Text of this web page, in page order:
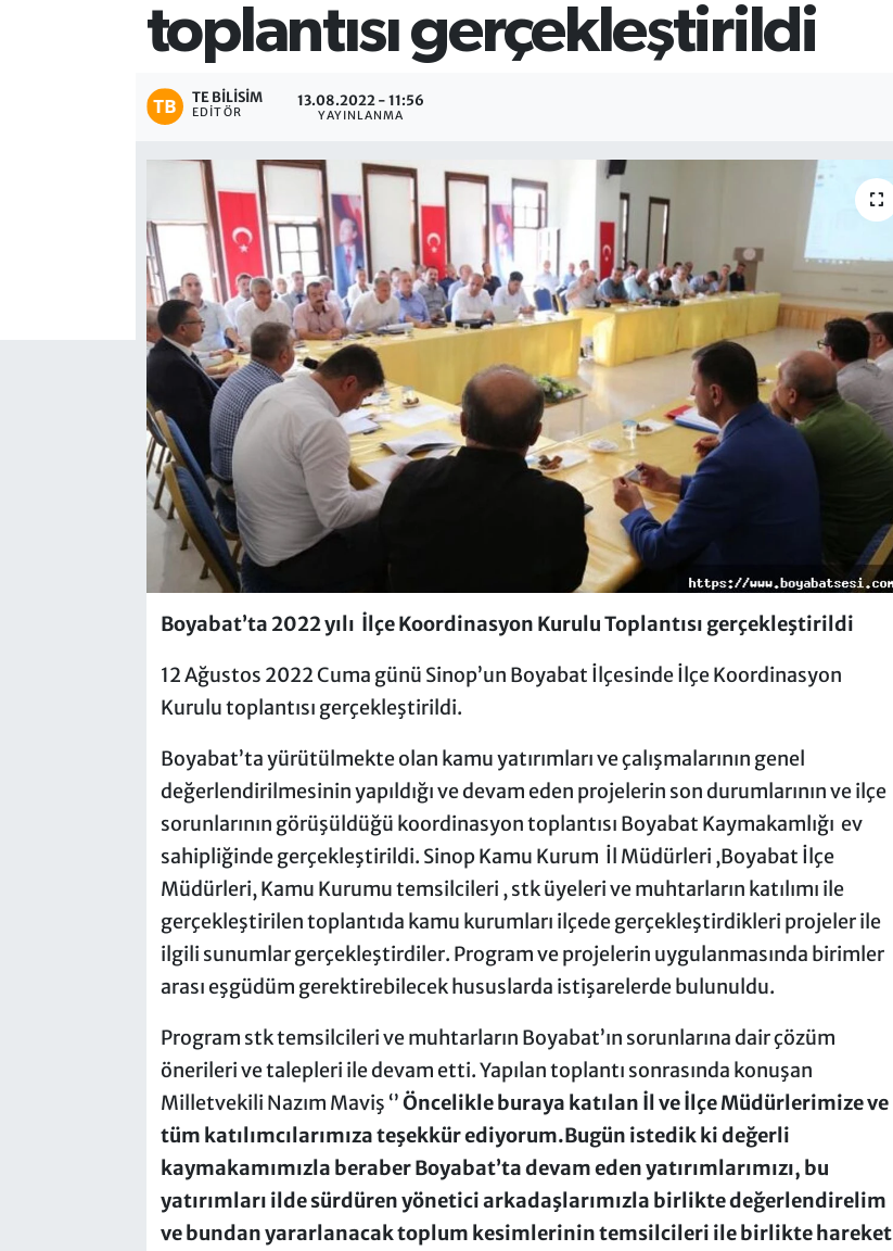
toplantısı gerçekleştirildi
TE BILISIM
EDITÖR
13.08.2022 - 11:56
YAYINLANMA
Boyabat’ta 2022 yılı İlçe Koordinasyon Kurulu Toplantısı gerçekleştirildi
12 Ağustos 2022 Cuma günü Sinop’un Boyabat İlçesinde İlçe Koordinasyon
Kurulu toplantısı gerçekleştirildi.
Boyabat’ta yürütülmekte olan kamu yatırımları ve çalışmalarının genel
değerlendirilmesinin yapıldığı ve devam eden projelerin son durumlarının ve ilçe
sorunlarının görüşüldüğü koordinasyon toplantısı Boyabat Kaymakamlığı ev
sahipliğinde gerçekleştirildi. Sinop Kamu Kurum İl Müdürleri ,Boyabat İlçe
Müdürleri, Kamu Kurumu temsilcileri , stk üyeleri ve muhtarların katılımı ile
gerçekleştirilen toplantıda kamu kurumları ilçede gerçekleştirdikleri projeler ile
ilgili sunumlar gerçekleştirdiler. Program ve projelerin uygulanmasında birimler
arası eşgüdüm gerektirebilecek hususlarda istişarelerde bulunuldu.
Program stk temsilcileri ve muhtarların Boyabat’ın sorunlarına dair çözüm
önerileri ve talepleri ile devam etti. Yapılan toplantı sonrasında konuşan
Milletvekili Nazım Maviş ‘’Öncelikle buraya katılan İl ve İlçe Müdürlerimize ve
tüm katılımcılarımıza teşekkür ediyorum.Bugün istedik ki değerli
kaymakamımızla beraber Boyabat’ta devam eden yatırımlarımızı, bu
yatırımları ilde sürdüren yönetici arkadaşlarımızla birlikte değerlendirelim
ve bundan yararlanacak toplum kesimlerinin temsilcileri ile birlikte hareket